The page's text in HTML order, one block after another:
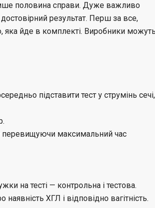
половина справи. Дуже важливо
результат. Перш за все,
яка йде в комплекті. Виробники
підставити тест у струмінь сечі,
перевищуючи максимальний час
на тесті — контрольна і тестова.
ХГЛ і відповідно вагітність.